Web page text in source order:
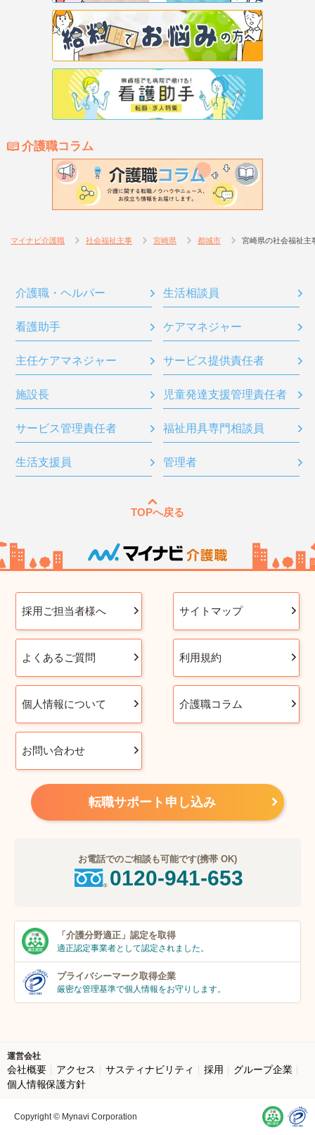
介護職コラム
マイナビ介護職 社会福祉主事 宮崎県 都城市 宮崎県の社会福祉主
介護職・ヘルパー 生活相談員
看護助手 ケアマネジャー
主任ケアマネジャー サービス提供責任者
施設長 児童発達支援管理責任者
サービス管理責任者 福祉用具専門相談員
生活支援員 管理者
TOPへ戻る
採用ご担当者様へ サイトマップ
よくあるご質問 利用規約
個人情報について 介護職コラム
お問い合わせ
転職サポート申し込み
お電話でのご相談も可能です(携帯 OK)
0120-941-653
「介護分野適正」 認定を取得
適正認定事業者として認定されました。
プライバシーマーク取得企業
厳密な管理基準で個人情報をお守りします。
運営会社
会社概要 アクセス サスティナビリティ 採用
グループ企業
個人情報保護方針
Copyright © Mynavi Corporation